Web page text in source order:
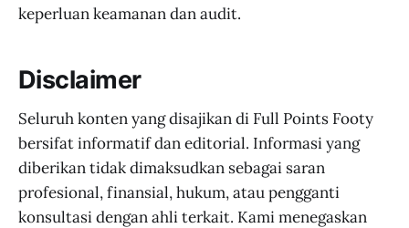
keperluan keamanan dan audit.
Disclaimer
Seluruh konten yang disajikan di Full Points Footy
bersifat informatif dan editorial. Informasi yang
diberikan tidak dimaksudkan sebagai saran
profesional, finansial, hukum, atau pengganti
konsultasi dengan ahli terkait. Kami menegaskan